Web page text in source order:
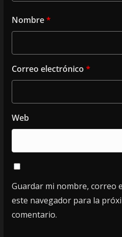
Nombre*
Correo electrónico *
Web
Guardar mi nombre, correo
este navegador para la
comentario.